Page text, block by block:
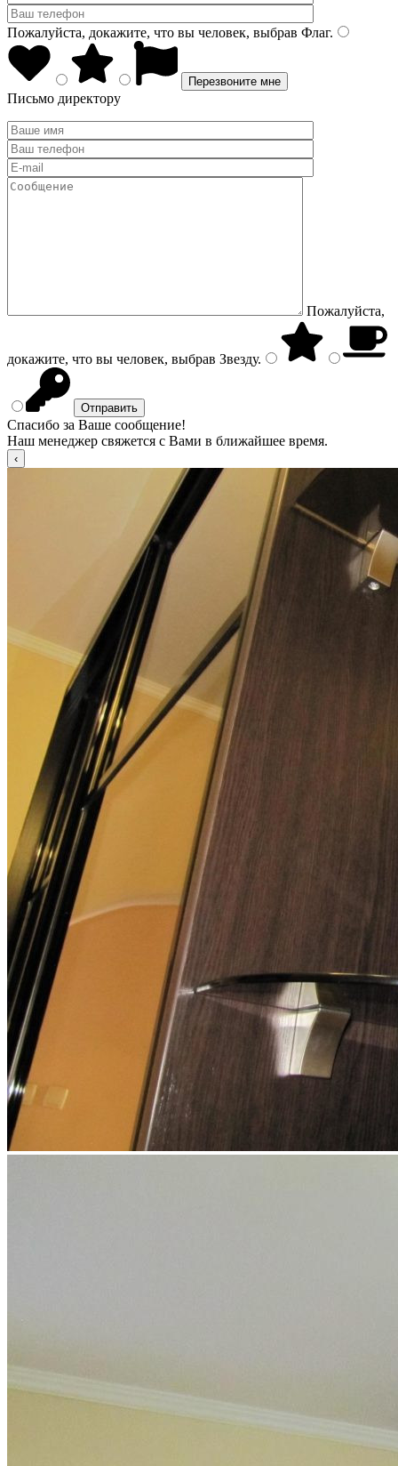
Пожалуйста, докажите, что вы человек, выбрав Флаг.
Письмо директору
Пожалуйста,
докажите, что вы человек, выбрав Звезду.
Спасибо за Ваше сообщение!
Наш менеджер свяжется с Вами в ближайшее время.